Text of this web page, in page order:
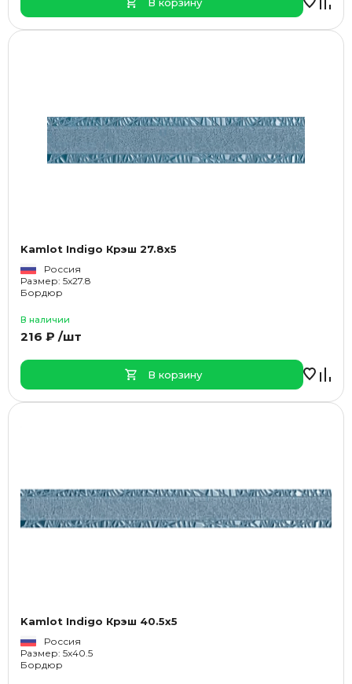
Kamlot Indigo Крэш 27.8x5
Россия
Размер: 5x27.8
Бордюр
В наличии
216 ₽ /шт
В корзину
Kamlot Indigo Крэш 40.5x5
Россия
Размер: 5x40.5
Бордюр